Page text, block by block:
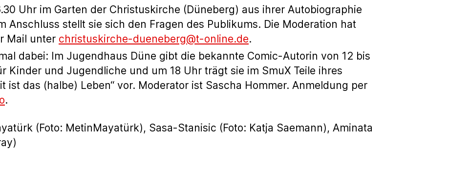
Uhr im Garten der Christuskirche (Düneberg) aus ihrer Autobiographie
Anschluss stellt sie sich den Fragen des Publikums. Die Moderation hat
Mail unter christuskirche-dueneberg@t-online.de.
dabei: Im Jugendhaus Düne gibt die bekannte Comic-Autorin von 12 bis
Kinder und Jugendliche und um 18 Uhr trägt sie im SmuX Teile ihres
ist das (halbe) Leben“ vor. Moderator ist Sascha Hommer. Anmeldung per
.
(Foto: MetinMayatürk), Sasa-Stanisic (Foto: Katja Saemann), Aminata